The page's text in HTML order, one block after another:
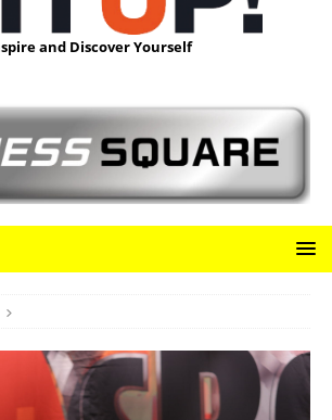
and Discover Yourself